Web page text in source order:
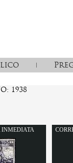
1938
INMEDIATA